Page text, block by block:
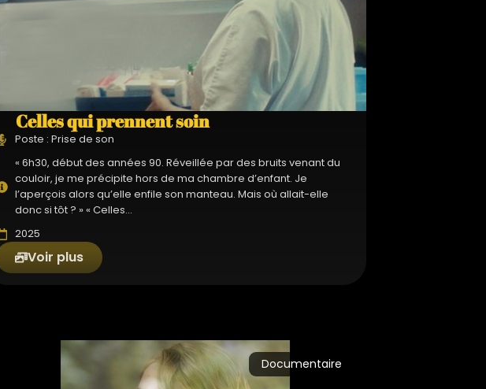
Celles qui prennent soin
Poste : Prise de son
« 6h30, début des années 90. Réveillée par des bruits venant du
couloir, je me précipite hors de ma chambre d’enfant. Je
l’aperçois alors qu’elle enfile son manteau. Mais où allait-elle
donc si tôt ? » « Celles...
2025
Voir plus
Documentaire